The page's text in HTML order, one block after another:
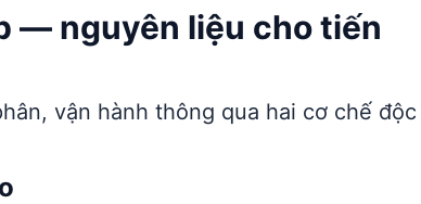
— nguyên liệu cho tiến
vận hành thông qua hai cơ chế độc